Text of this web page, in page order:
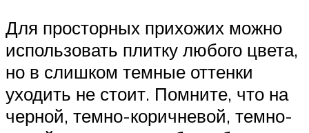
Для просторных прихожих можно
использовать плитку любого цвета,
но в слишком темные оттенки
уходить не стоит. Помните, что на
черной, темно-коричневой, темно-